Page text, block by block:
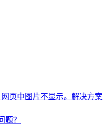
网页中图片不显示。解决方案
题？